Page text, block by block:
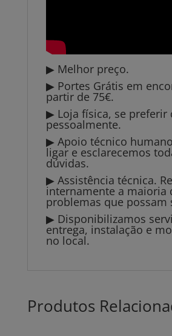
▶ Melhor preço.
▶ Portes Grátis em
partir de 75€.
▶ Loja física, se preferir
pessoalmente.
▶ Apoio técnico
ligar e esclarecemos
dúvidas.
▶ Assistência técnica.
internamente a maioria
problemas que possam
▶ Disponibilizamos
entrega, instalação e
no local.
Produtos